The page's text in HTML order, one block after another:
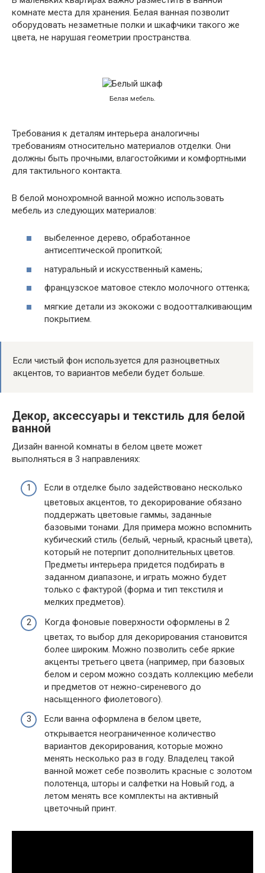
комнате места для хранения. Белая ванная позволит
оборудовать незаметные полки и шкафчики такого же
цвета, не нарушая геометрии пространства.
Белая мебель.
Требования к деталям интерьера аналогичны
требованиям относительно материалов отделки. Они
должны быть прочными, влагостойкими и комфортными
для тактильного контакта.
В белой монохромной ванной можно использовать
мебель из следующих материалов:
выбеленное дерево, обработанное
антисептической пропиткой;
натуральный и искусственный камень;
французское матовое стекло молочного оттенка;
мягкие детали из экокожи с водоотталкивающим
покрытием.
Если чистый фон используется для разноцветных
акцентов, то вариантов мебели будет больше.
Декор, аксессуары и текстиль для белой
ванной
Дизайн ванной комнаты в белом цвете может
выполняться в 3 направлениях:
Если в отделке было задействовано несколько
цветовых акцентов, то декорирование обязано
поддержать цветовые гаммы, заданные
базовыми тонами. Для примера можно вспомнить
кубический стиль (белый, черный, красный цвета),
который не потерпит дополнительных цветов.
Предметы интерьера придется подбирать в
заданном диапазоне, и играть можно будет
только с фактурой (форма и тип текстиля и
мелких предметов).
Когда фоновые поверхности оформлены в 2
цветах, то выбор для декорирования становится
более широким. Можно позволить себе яркие
акценты третьего цвета (например, при базовых
белом и сером можно создать коллекцию мебели
и предметов от нежно-сиреневого до
насыщенного фиолетового).
Если ванна оформлена в белом цвете,
открывается неограниченное количество
вариантов декорирования, которые можно
менять несколько раз в году. Владелец такой
ванной может себе позволить красные с золотом
полотенца, шторы и салфетки на Новый год, а
летом менять все комплекты на активный
цветочный принт.